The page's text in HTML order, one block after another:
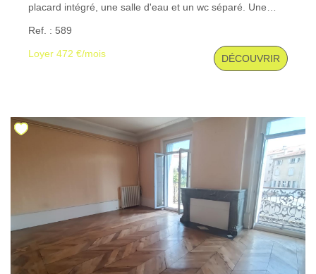
placard intégré, une salle d'eau et un wc séparé. Une
est exposé sont disponibles sur le site Géorisques : www.
Ref. : 589
Loyer 472 €/mois DÉCOUVRIR